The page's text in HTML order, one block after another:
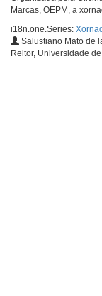
Marcas, OEPM, a
i18n.one.Series:
Salustiano Mato de
Reitor, Universidade